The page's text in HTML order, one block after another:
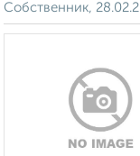
Собственник,